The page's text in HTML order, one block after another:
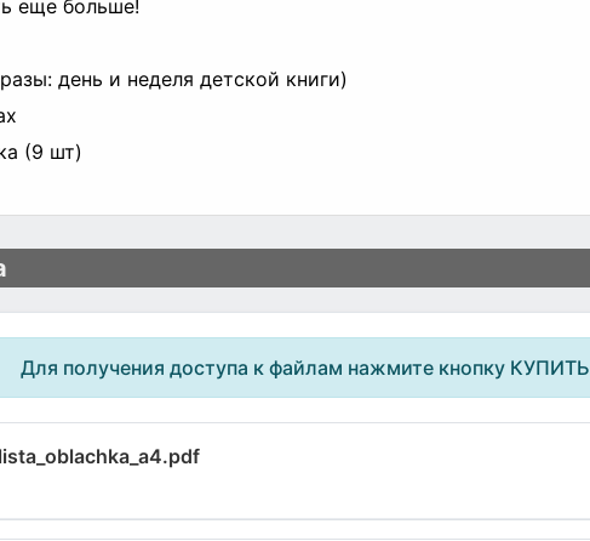
еще больше!
день и неделя детской книги)
(9 шт)
Для получения доступа к файлам нажмите кнопку КУПИТЬ